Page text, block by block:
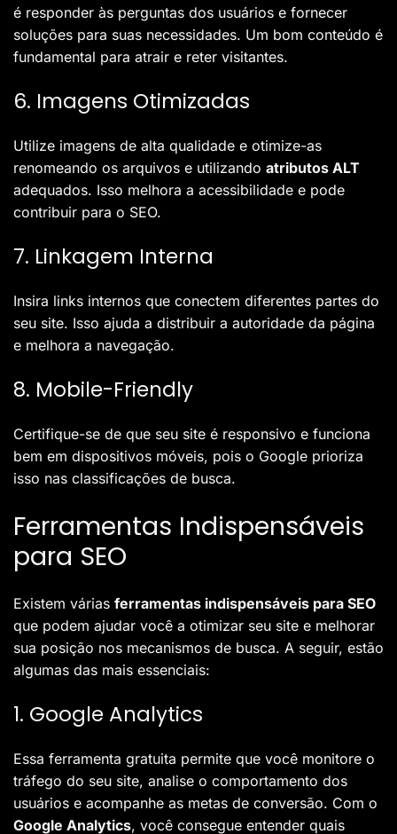
é responder às perguntas dos usuários e fornecer
soluções para suas necessidades. Um bom conteúdo é
fundamental para atrair e reter visitantes.
6. Imagens Otimizadas
Utilize imagens de alta qualidade e otimize-as
renomeando os arquivos e utilizando atributos ALT
adequados. Isso melhora a acessibilidade e pode
contribuir para o SEO.
7. Linkagem Interna
Insira links internos que conectem diferentes partes do
seu site. Isso ajuda a distribuir a autoridade da página
e melhora a navegação.
8. Mobile-Friendly
Certifique-se de que seu site é responsivo e funciona
bem em dispositivos móveis, pois o Google prioriza
isso nas classificações de busca.
Ferramentas Indispensáveis
para SEO
Existem várias ferramentas indispensáveis para SEO
que podem ajudar você a otimizar seu site e melhorar
sua posição nos mecanismos de busca. A seguir, estão
algumas das mais essenciais:
1. Google Analytics
Essa ferramenta gratuita permite que você monitore o
tráfego do seu site, analise o comportamento dos
usuários e acompanhe as metas de conversão. Com o
Google Analytics, você consegue entender quais